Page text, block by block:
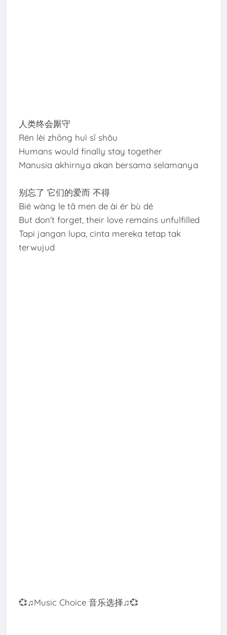
人类终会厮守
Rén lèi zhōng huì sī shǒu
Humans would finally stay together
Manusia akhirnya akan bersama selamanya
别忘了 它们的爱而 不得
Bié wàng le tā men de ài ér bù dé
But don’t forget, their love remains unfulfilled
Tapi jangan lupa, cinta mereka tetap tak
terwujud
💞♫Music Choice 音乐选择♫💞